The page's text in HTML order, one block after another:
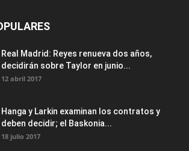
Real Madrid: Reyes renueva dos años,
decidirán sobre Taylor en junio...
12 abril 2017
Hanga y Larkin examinan los contratos y
deben decidir; el Baskonia...
18 julio 2017